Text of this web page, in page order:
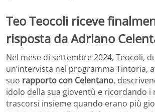
Teo Teocoli riceve
risposta da Adriano
Nel mese di settembre 2024, Teocoli,
un’intervista nel programma Tintoria,
suo rapporto con Celentano,
idolo della sua gioventù e ricordando i
trascorsi insieme quando erano più